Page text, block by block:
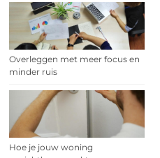
Overleggen met meer focus en
minder ruis
Hoe je jouw woning